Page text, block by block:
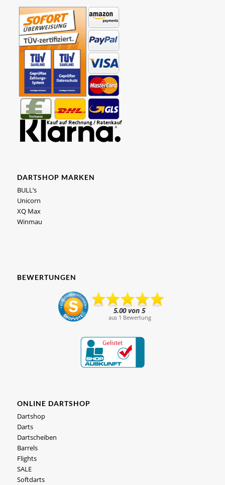
DARTSHOP MARKEN
BULL’s
Unicorn
XQ Max
Winmau
BEWERTUNGEN
ONLINE DARTSHOP
Dartshop
Darts
Dartscheiben
Barrels
Flights
SALE
Softdarts